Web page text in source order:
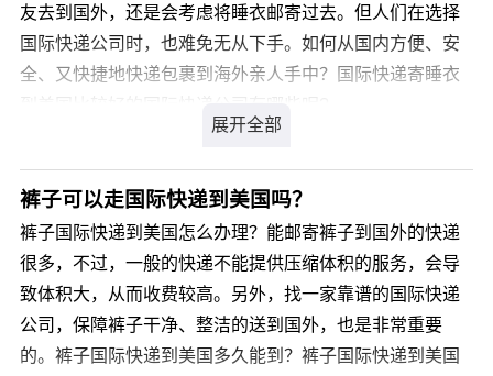
友去到国外，还是会考虑将睡衣邮寄过去。但人们在选择
国际快递公司时，也难免无从下手。如何从国内方便、安
全、又快捷地快递包裹到海外亲人手中？国际快递寄睡衣
您可以登录我们官方网站 详细咨询，我司会有专业客服为
您解答，解决您国际快递寄睡衣到美国的疑虑。
裤子可以走国际快递到美国吗？
裤子国际快递到美国怎么办理？能邮寄裤子到国外的快递
很多，不过，一般的快递不能提供压缩体积的服务，会导
致体积大，从而收费较高。另外，找一家靠谱的国际快递
公司，保障裤子干净、整洁的送到国外，也是非常重要
的。裤子国际快递到美国多久能到？裤子国际快递到美国